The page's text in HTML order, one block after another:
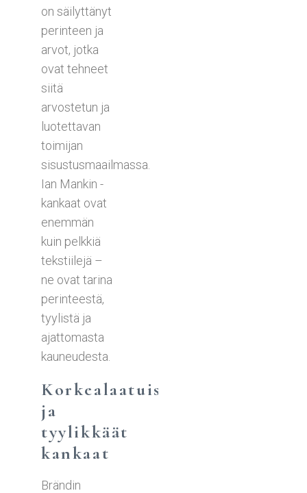
on säilyttänyt
perinteen ja
arvot, jotka
ovat tehneet
siitä
arvostetun ja
luotettavan
toimijan
sisustusmaailmassa.
Ian Mankin -
kankaat ovat
enemmän
kuin pelkkiä
tekstiilejä –
ne ovat tarina
perinteestä,
tyylistä ja
ajattomasta
kauneudesta.
Korkealaatuiset
ja
tyylikkäät
kankaat
Brändin